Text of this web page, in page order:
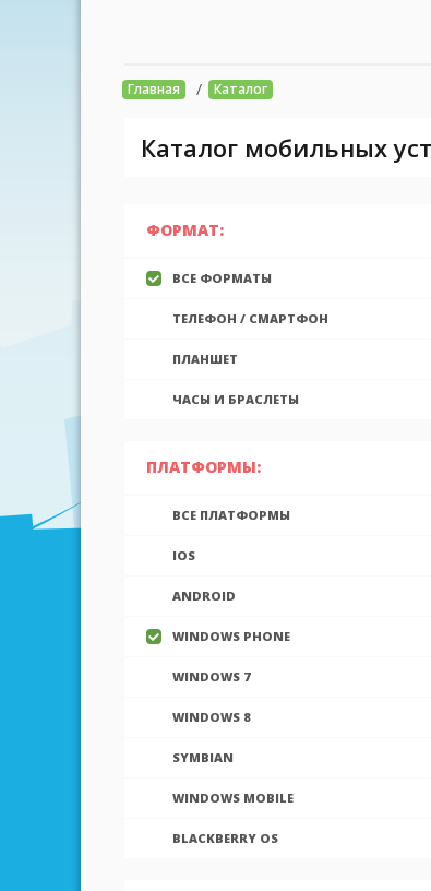
Главная / Каталог
Каталог мобильных
ФОРМАТ:
ВСЕ ФОРМАТЫ
ТЕЛЕФОН / СМАРТФОН
ПЛАНШЕТ
ЧАСЫ И БРАСЛЕТЫ
ПЛАТФОРМЫ:
ВСЕ ПЛАТФОРМЫ
IOS
ANDROID
WINDOWS PHONE
WINDOWS 7
WINDOWS 8
SYMBIAN
WINDOWS MOBILE
BLACKBERRY OS